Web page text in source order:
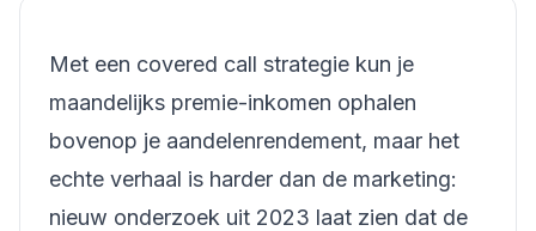
Met een covered call strategie kun je
maandelijks premie-inkomen ophalen
bovenop je aandelenrendement, maar het
echte verhaal is harder dan de marketing:
nieuw onderzoek uit 2023 laat zien dat de